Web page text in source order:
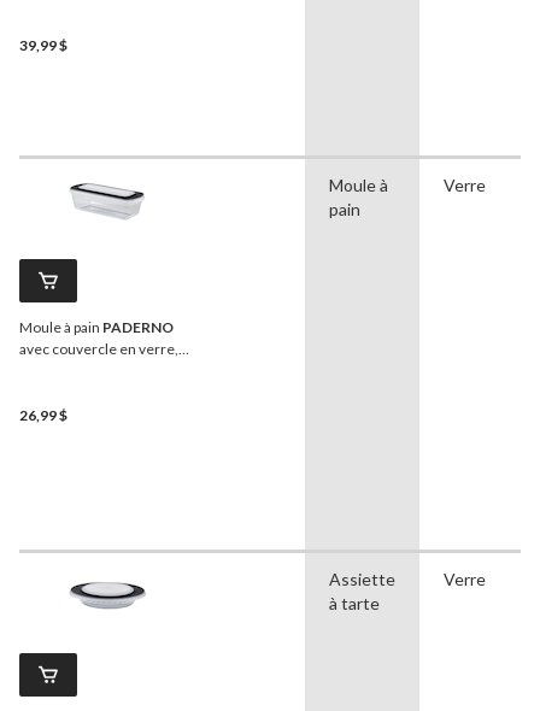
39,99 $
Moule à pain PADERNO
avec couvercle en verre,
26,99 $
Moule à
pain
Verre
Assiette
à tarte
Verre